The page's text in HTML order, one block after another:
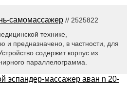
самомассажер // 2525822
технике,
и предназначено, в частности, для
содержит корпус из
параллелограмма.
эспандер-массажер аван n 20-